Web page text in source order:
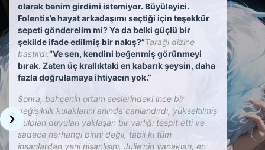
olarak benim girdimi istemiyor. Büyüleyici.
Folentis’e hayat arkadaşımı seçtiği için teşekkür
sepeti gönderelim mi? Ya da belki güçlü bir
şekilde ifade edilmiş bir nakış?”Tarağı dizine
bastırdı.“Ve sen, kendini beğenmiş görünmeyi
bırak. Zaten üç krallıktaki en kabarık şeysin, daha
fazla doğrulamaya ihtiyacın yok.”
Sonra, bahçenin ortam seslerindeki ince bir
değişiklik kulaklarını anında canlandırdı, yükseltilmiş
Vulpian duyuları yaklaşan bir varlığı tespit etti ve
sadece herhangi birini değil, tabii ki tüm
insanlardan yeni nişanlısını. Julie’nin yanakları, en